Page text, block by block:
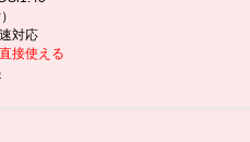
対応
接使える